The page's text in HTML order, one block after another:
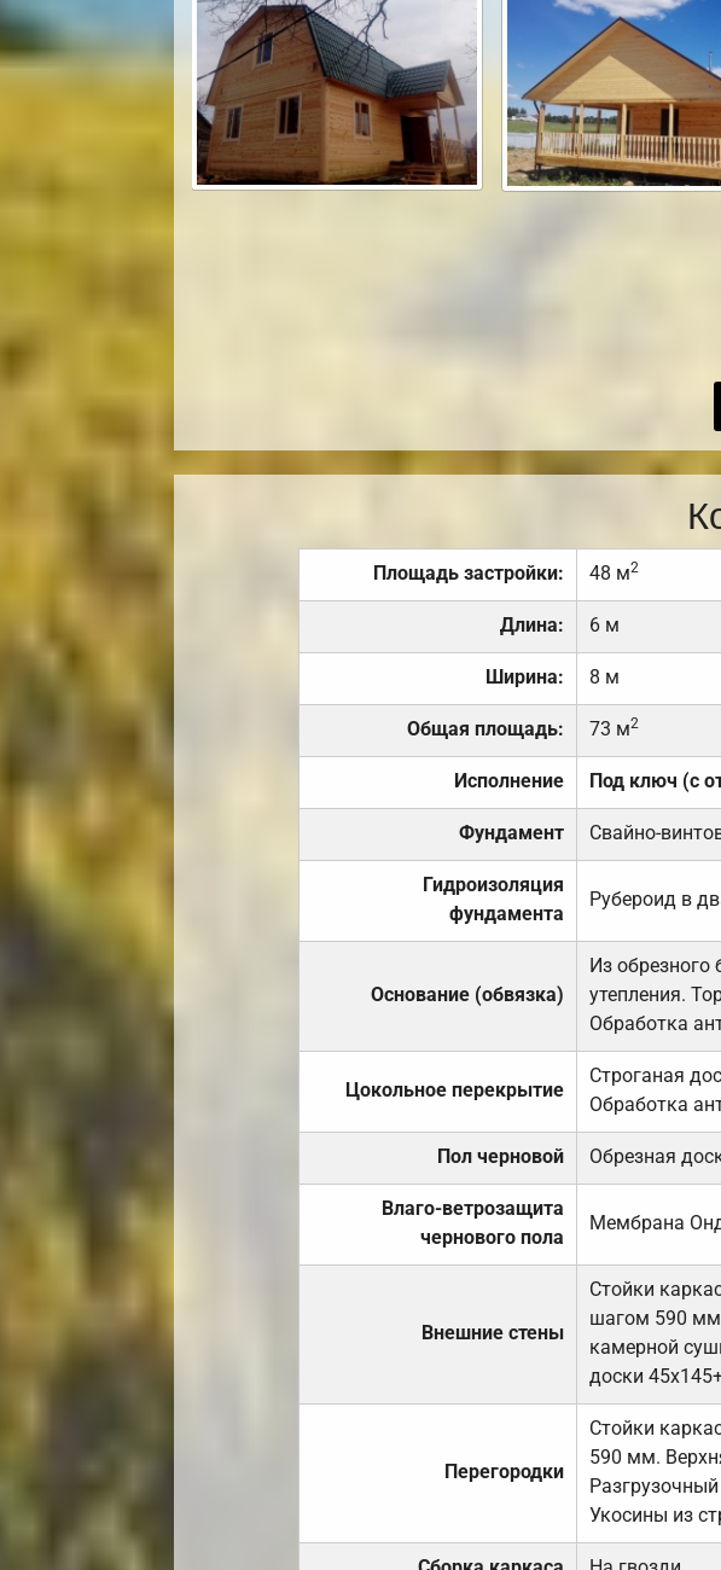
Площадь застройки: 48 м2
Длина: 6 м
Ширина: 8 м
Общая площадь: 73 м2
Исполнение Под ключ (с
Фундамент Свайно-
Гидроизоляция
фундамента
Рубероид в
Основание (обвязка)
Из
утепления.
Обработка
Цокольное перекрытие
Строганая
Обработка
Пол черновой Обрезная
Влаго-ветрозащита
чернового пола
Мембрана
Внешние стены
Стойки
шагом 590
камерной
доски
Перегородки
Стойки
590 мм.
Укосины из